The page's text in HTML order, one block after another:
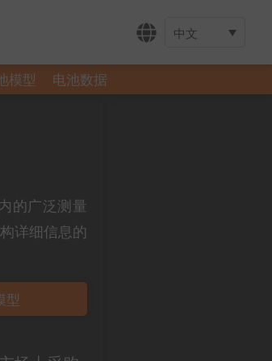
中文
模型 电池数据
的广泛测量
详细信息的
型